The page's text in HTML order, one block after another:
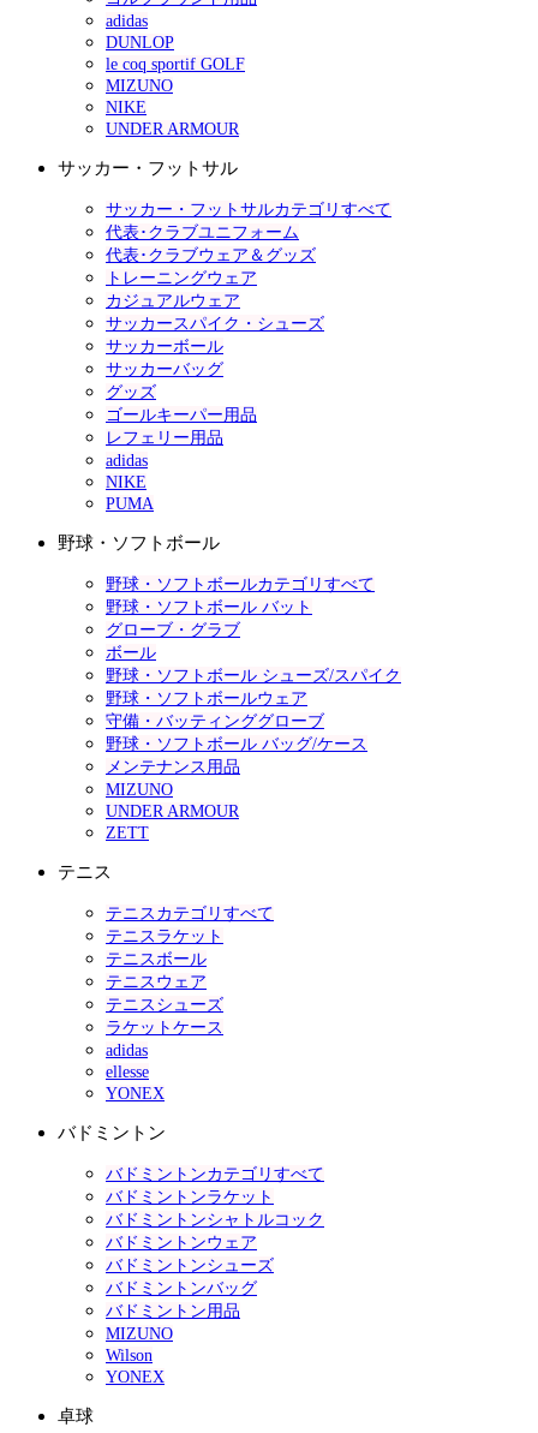
adidas
DUNLOP
le coq sportif GOLF
MIZUNO
NIKE
UNDER ARMOUR
サッカー・フットサル
サッカー・フットサルカテゴリすべて
代表･クラブユニフォーム
代表･クラブウェア＆グッズ
トレーニングウェア
カジュアルウェア
サッカースパイク・シューズ
サッカーボール
サッカーバッグ
グッズ
ゴールキーパー用品
レフェリー用品
adidas
NIKE
PUMA
野球・ソフトボール
野球・ソフトボールカテゴリすべて
野球・ソフトボール バット
グローブ・グラブ
ボール
野球・ソフトボール シューズ/スパイク
野球・ソフトボールウェア
守備・バッティンググローブ
野球・ソフトボール バッグ/ケース
メンテナンス用品
MIZUNO
UNDER ARMOUR
ZETT
テニス
テニスカテゴリすべて
テニスラケット
テニスボール
テニスウェア
テニスシューズ
ラケットケース
adidas
ellesse
YONEX
バドミントン
バドミントンカテゴリすべて
バドミントンラケット
バドミントンシャトルコック
バドミントンウェア
バドミントンシューズ
バドミントンバッグ
バドミントン用品
MIZUNO
Wilson
YONEX
卓球